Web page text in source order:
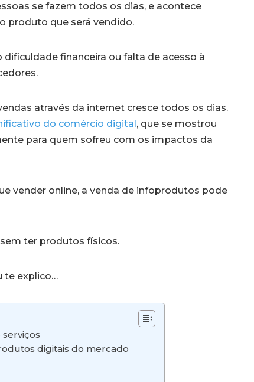
se fazem todos os dias, e acontece
produto que será vendido.
financeira ou falta de acesso à
através da internet cresce todos os dias.
do comércio digital, que se mostrou
para quem sofreu com os impactos da
vender online, a venda de infoprodutos pode
ter produtos físicos.
te explico…
digitais do mercado